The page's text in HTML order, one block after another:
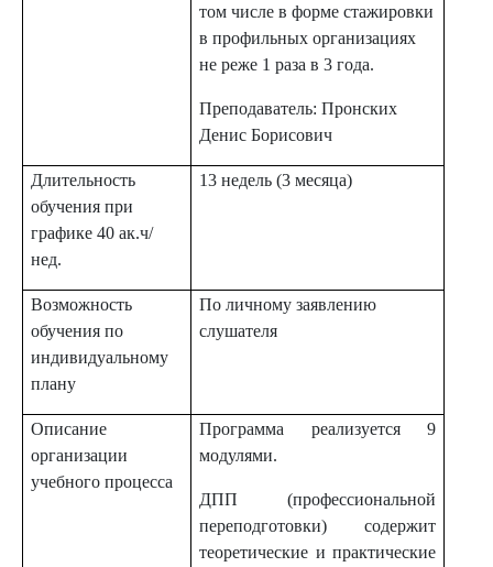
том числе в форме стажировки
в профильных организациях
не реже 1 раза в 3 года.
Преподаватель: Пронских
Денис Борисович
Длительность
обучения при
графике 40 ак.ч/
нед.
13 недель (3 месяца)
Возможность
обучения по
индивидуальному
плану
По личному заявлению
слушателя
Описание
организации
учебного процесса
Программа реализуется 9
модулями.
ДПП (профессиональной
переподготовки) содержит
теоретические и практические